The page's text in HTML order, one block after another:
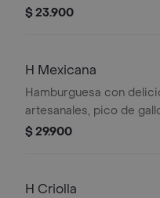
y cebolla grille.
$ 23.900
H Mexicana
Hamburguesa con
artesanales, pico de
guacamole.
$ 29.900
H Criolla